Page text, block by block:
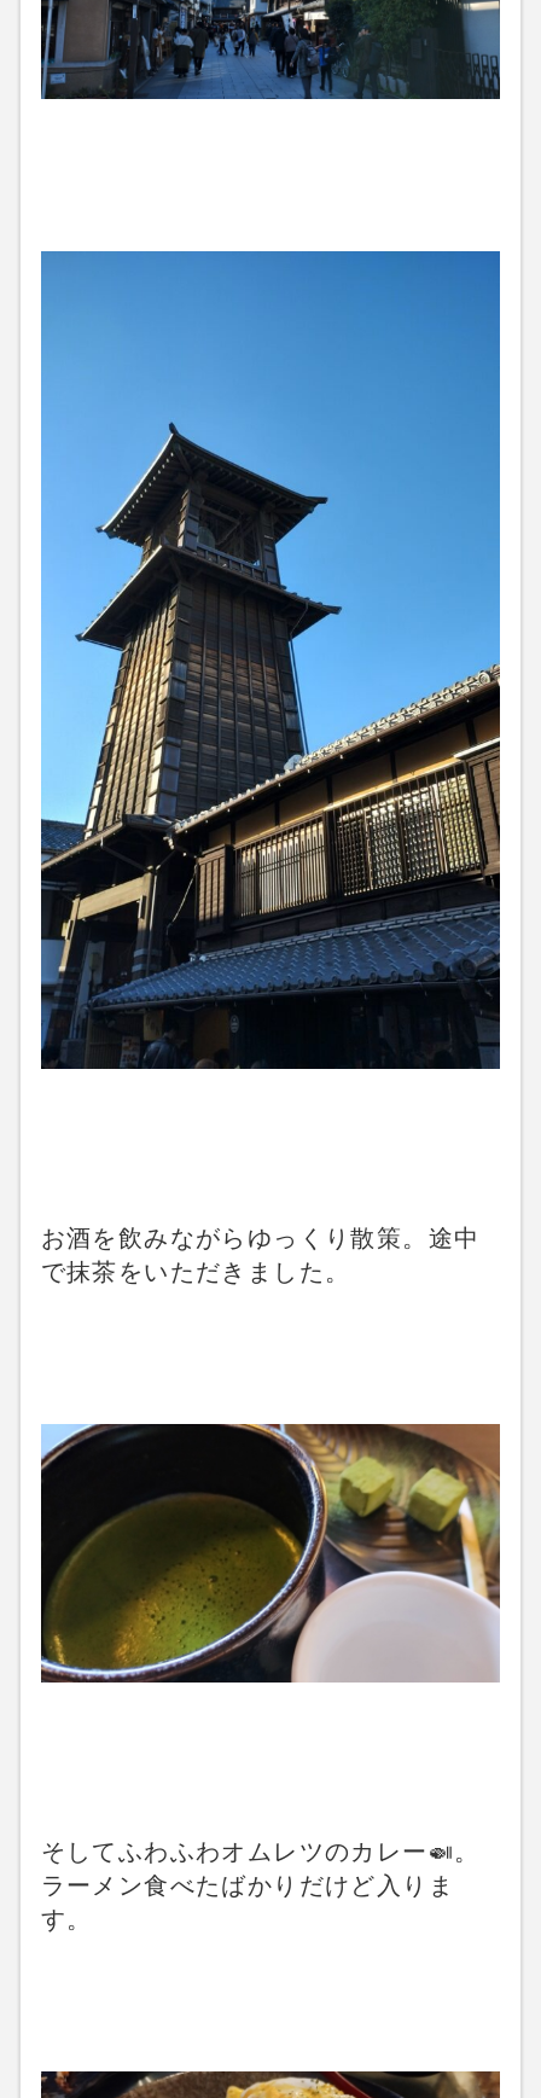
お酒を飲みながらゆっくり散策。途中
で抹茶をいただきました。
そしてふわふわオムレツのカレー🍛。
ラーメン食べたばかりだけど入りま
す。